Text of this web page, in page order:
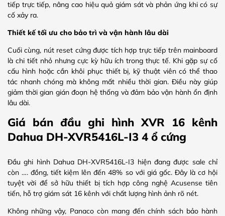
tiếp trực tiếp, nâng cao hiệu quả giám sát và phản ứng khi có sự
cố xảy ra.
Thiết kế tối ưu cho bảo trì và vận hành lâu dài
Cuối cùng, nút reset cứng được tích hợp trực tiếp trên mainboard
là chi tiết nhỏ nhưng cực kỳ hữu ích trong thực tế. Khi gặp sự cố
cấu hình hoặc cần khôi phục thiết bị, kỹ thuật viên có thể thao
tác nhanh chóng mà không mất nhiều thời gian. Điều này giúp
giảm thời gian gián đoạn hệ thống và đảm bảo vận hành ổn định
lâu dài.
Giá bán đầu ghi hình XVR 16 kênh
Dahua DH-XVR5416L-I3 4 ổ cứng
Đầu ghi hình Dahua DH-XVR5416L-I3 hiện đang được sale chỉ
còn …. đồng, tiết kiệm lên đến 48% so với giá gốc. Đây là cơ hội
tuyệt vời để sở hữu thiết bị tích hợp công nghệ Acusense tiên
tiến, hỗ trợ giám sát 16 kênh với chất lượng hình ảnh rõ nét.
Không những vậy, Panaco còn mang đến chính sách bảo hành